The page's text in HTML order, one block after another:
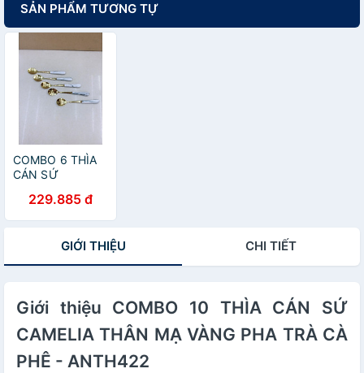
SẢN PHẨM TƯƠNG TỰ
COMBO 6 THÌA
CÁN SỨ
MẠ VÀNG PHA
TRÀ CÀ PHÊ -
229.885 đ
GIỚI THIỆU CHI TIẾT
Giới thiệu COMBO 10 THÌA CÁN SỨ
CAMELIA THÂN MẠ VÀNG PHA TRÀ CÀ
PHÊ - ANTH422